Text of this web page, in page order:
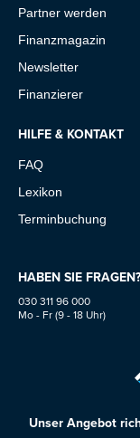
Partner werden
Finanzmagazin
Newsletter
Finanzierer
HILFE & KONTAKT
FAQ
Lexikon
Terminbuchung
HABEN SIE FRAGEN?
030 311 96 000
Mo - Fr (9 - 18 Uhr)
Unser Angebot